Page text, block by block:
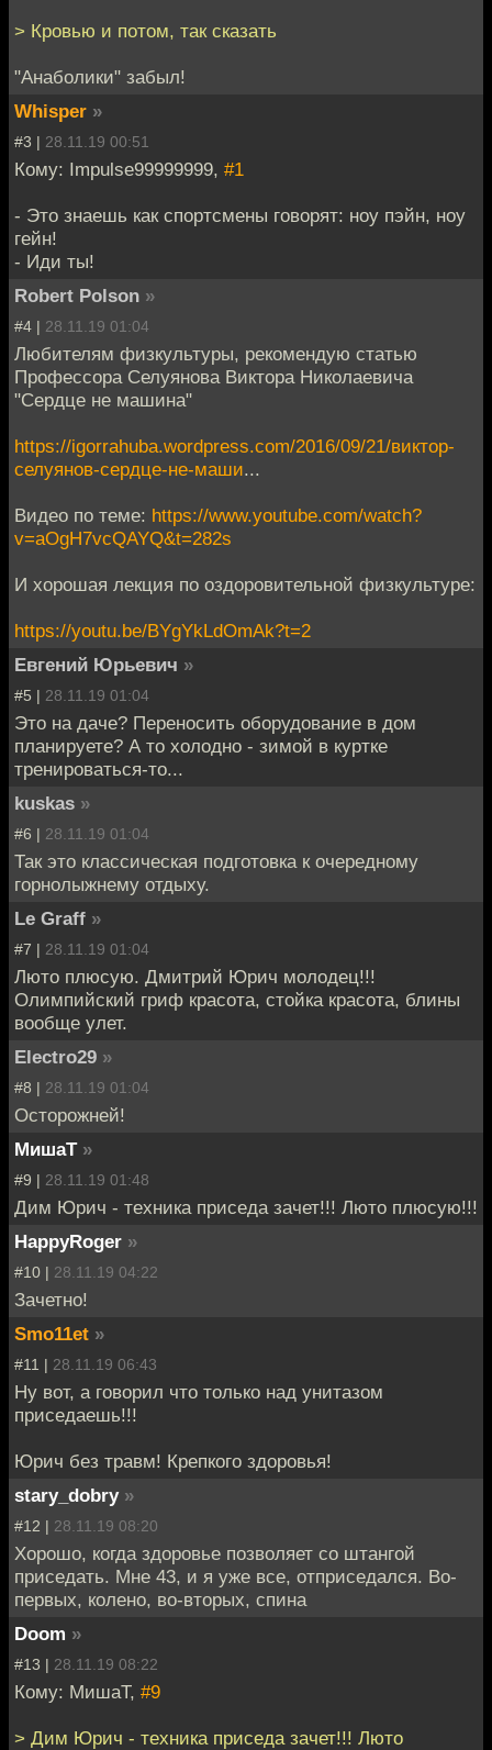
> Кровью и потом, так сказать
"Анаболики" забыл!
Whisper »
#3 | 28.11.19 00:51
Кому: Impulse99999999, #1
- Это знаешь как спортсмены говорят: ноу пэйн, ноу
гейн!
- Иди ты!
Robert Polson »
#4 | 28.11.19 01:04
Любителям физкультуры, рекомендую статью
Профессора Селуянова Виктора Николаевича
"Сердце не машина"
https://igorrahuba.wordpress.com/2016/09/21/виктор-
селуянов-сердце-не-маши...
Видео по теме: https://www.youtube.com/watch?
v=aOgH7vcQAYQ&t=282s
И хорошая лекция по оздоровительной физкультуре:
https://youtu.be/BYgYkLdOmAk?t=2
Евгений Юрьевич »
#5 | 28.11.19 01:04
Это на даче? Переносить оборудование в дом
планируете? А то холодно - зимой в куртке
тренироваться-то...
kuskas »
#6 | 28.11.19 01:04
Так это классическая подготовка к очередному
горнолыжнему отдыху.
Le Graff »
#7 | 28.11.19 01:04
Люто плюсую. Дмитрий Юрич молодец!!!
Олимпийский гриф красота, стойка красота, блины
вообще улет.
Electro29 »
#8 | 28.11.19 01:04
Осторожней!
МишаТ »
#9 | 28.11.19 01:48
Дим Юрич - техника приседа зачет!!! Люто плюсую!!!
HappyRoger »
#10 | 28.11.19 04:22
Зачетно!
Smo11et »
#11 | 28.11.19 06:43
Ну вот, а говорил что только над унитазом
приседаешь!!!
Юрич без травм! Крепкого здоровья!
stary_dobry »
#12 | 28.11.19 08:20
Хорошо, когда здоровье позволяет со штангой
приседать. Мне 43, и я уже все, отприседался. Во-
первых, колено, во-вторых, спина
Doom »
#13 | 28.11.19 08:22
Кому: МишаТ, #9
> Дим Юрич - техника приседа зачет!!! Люто